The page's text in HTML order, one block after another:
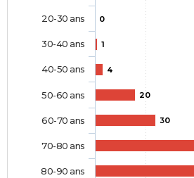
0
1
4
20
30
20-30 ans
30-40 ans
40-50 ans
50-60 ans
60-70 ans
70-80 ans
80-90 ans